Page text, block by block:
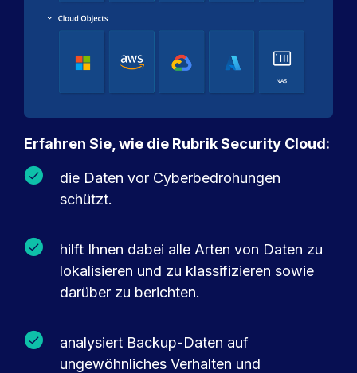
Erfahren Sie, wie die Rubrik Security Cloud:
die Daten vor Cyberbedrohungen
schützt.
hilft Ihnen dabei alle Arten von Daten zu
lokalisieren und zu klassifizieren sowie
darüber zu berichten.
analysiert Backup-Daten auf
ungewöhnliches Verhalten und